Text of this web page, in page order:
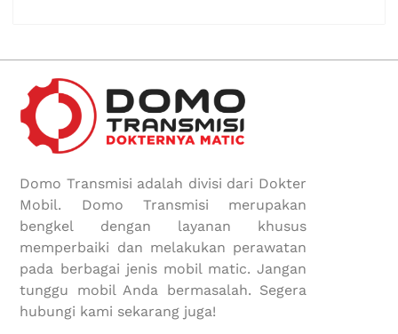
Domo Transmisi adalah divisi dari Dokter
Mobil. Domo Transmisi merupakan
bengkel dengan layanan khusus
memperbaiki dan melakukan perawatan
pada berbagai jenis mobil matic. Jangan
tunggu mobil Anda bermasalah. Segera
hubungi kami sekarang juga!